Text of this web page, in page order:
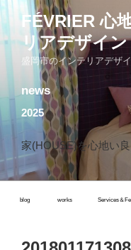
コ
ン
テ
プ
FÉVRIER 心
リアデザイン
盛岡市のインテリアデザ
news
2025
家(HOUSE)を心地い
blog works Services＆